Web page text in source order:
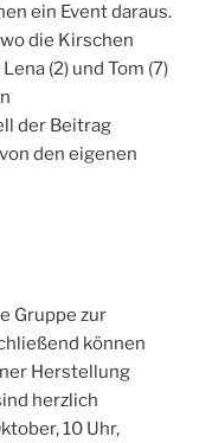
ein Event daraus.
die Kirschen
(2) und Tom (7)
der Beitrag
den eigenen
Gruppe zur
können
Herstellung
herzlich
10 Uhr,